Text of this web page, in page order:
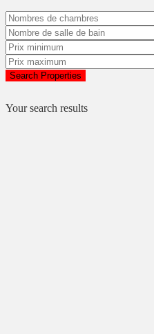
Search Properties
Your search results